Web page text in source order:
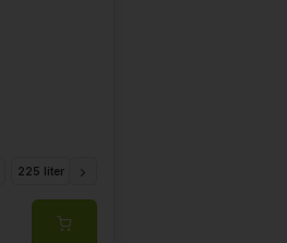
225 liter 400 liter